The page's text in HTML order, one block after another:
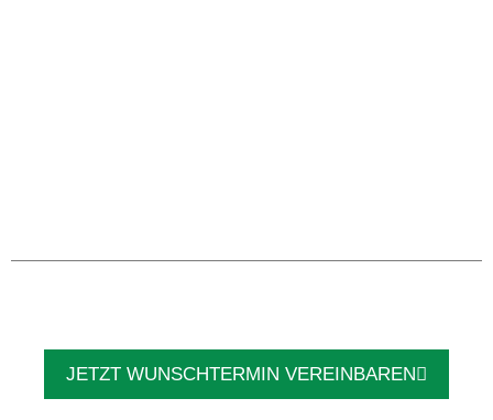
JETZT WUNSCHTERMIN VEREINBAREN